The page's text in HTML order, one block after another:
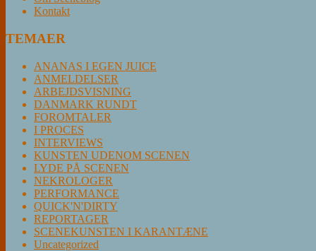
Kontakt
TEMAER
ANANAS I EGEN JUICE
ANMELDELSER
ARBEJDSVISNING
DANMARK RUNDT
FOROMTALER
I PROCES
INTERVIEWS
KUNSTEN UDENOM SCENEN
LYDE PÅ SCENEN
NEKROLOGER
PERFORMANCE
QUICK'N'DIRTY
REPORTAGER
SCENEKUNSTEN I KARANTÆNE
Uncategorized